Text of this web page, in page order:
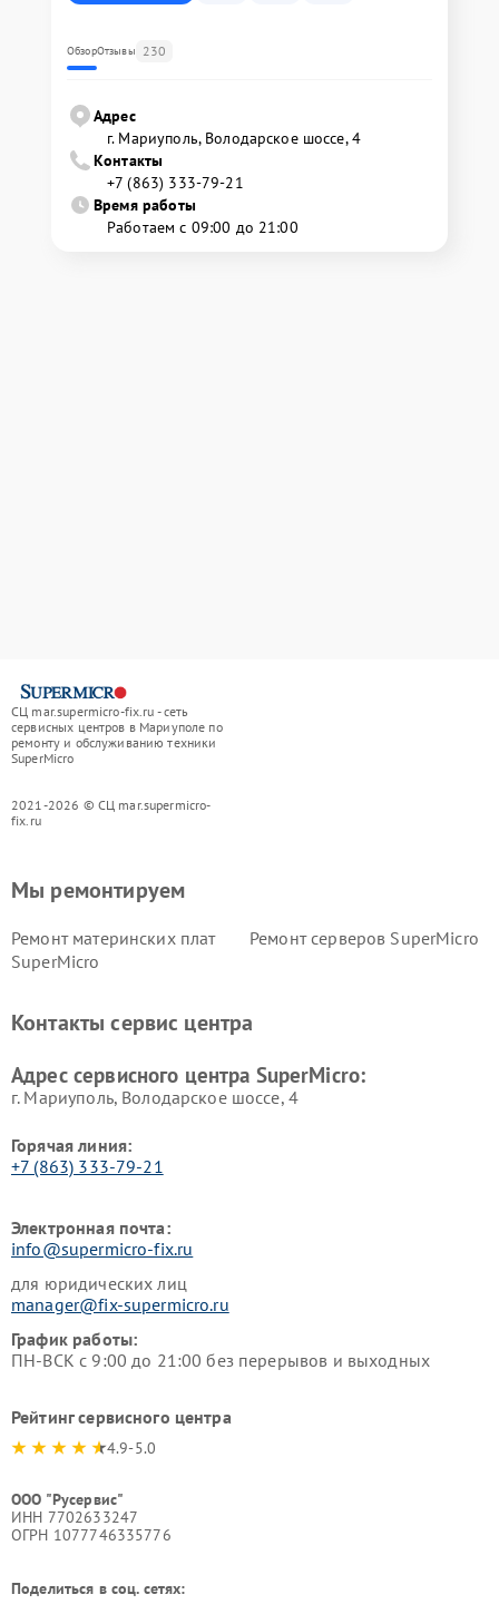
ОбзорОтзывы 230
Адрес
г. Мариуполь, Володарское шоссе, 4
Контакты
+7 (863) 333-79-21
Время работы
Работаем с 09:00 до 21:00
СЦ mar.supermicro-fix.ru - сеть
сервисных центров в Мариуполе по
ремонту и обслуживанию техники
SuperMicro
2021-2026 © СЦ mar.supermicro-
fix.ru
Мы ремонтируем
Ремонт материнских плат
SuperMicro
Ремонт серверов SuperMicro
Контакты сервис центра
Адрес сервисного центра SuperMicro:
г. Мариуполь, Володарское шоссе, 4
Горячая линия:
+7 (863) 333-79-21
Электронная почта:
info@supermicro-fix.ru
для юридических лиц
manager@fix-supermicro.ru
График работы:
ПН-ВСК с 9:00 до 21:00 без перерывов и выходных
Рейтинг сервисного центра
4.9-5.0
ООО "Русервис"
ИНН 7702633247
ОГРН 1077746335776
Поделиться в соц. сетях: